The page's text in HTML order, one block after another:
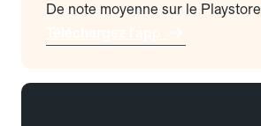
De note moyenne sur le Playstore